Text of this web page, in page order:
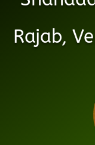
Rajab,